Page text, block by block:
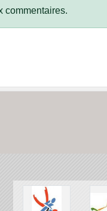
commentaires.